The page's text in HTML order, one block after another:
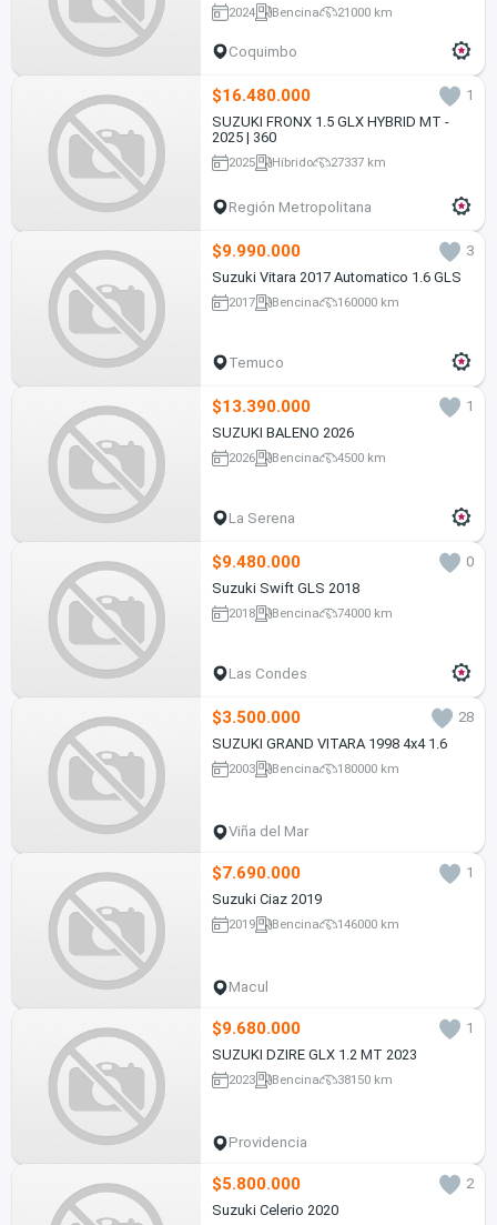
2024 Bencina 21000 km
Coquimbo
$16.480.000
1
SUZUKI FRONX 1.5 GLX HYBRID MT -
2025 | 360
2025 Híbrido 27337 km
Región Metropolitana
$9.990.000
3
Suzuki Vitara 2017 Automatico 1.6 GLS
2017 Bencina 160000 km
Temuco
$13.390.000
1
SUZUKI BALENO 2026
2026 Bencina 4500 km
La Serena
$9.480.000
0
Suzuki Swift GLS 2018
2018 Bencina 74000 km
Las Condes
$3.500.000
28
SUZUKI GRAND VITARA 1998 4x4 1.6
2003 Bencina 180000 km
Viña del Mar
$7.690.000
1
Suzuki Ciaz 2019
2019 Bencina 146000 km
Macul
$9.680.000
1
SUZUKI DZIRE GLX 1.2 MT 2023
2023 Bencina 38150 km
Providencia
$5.800.000
2
Suzuki Celerio 2020